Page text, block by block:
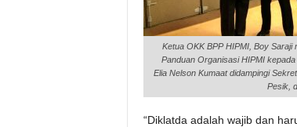
Ketua OKK BPP HIPMI, Boy Saraji
Panduan Organisasi HIPMI kepada
Elia Nelson Kumaat didampingi
Pesik,
“Diklatda adalah wajib dan